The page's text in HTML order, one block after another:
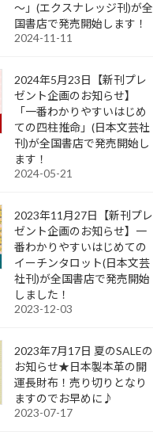
～」(エクスナレッジ刊)が全
国書店で発売開始します！
2024-11-11
2024年5月23日【新刊プレ
ゼント企画のお知らせ】
「一番わかりやすいはじめ
ての四柱推命」(日本文芸社
刊)が全国書店で発売開始し
ます！
2024-05-21
2023年11月27日【新刊プレ
ゼント企画のお知らせ】一
番わかりやすいはじめての
イーチンタロット(日本文芸
社刊)が全国書店で発売開始
しました！
2023-12-03
2023年7月17日 夏のSALEの
お知らせ★日本製本革の開
運長財布！売り切りとなり
ますのでお早めに♪
2023-07-17